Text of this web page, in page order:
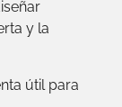
y la
útil para